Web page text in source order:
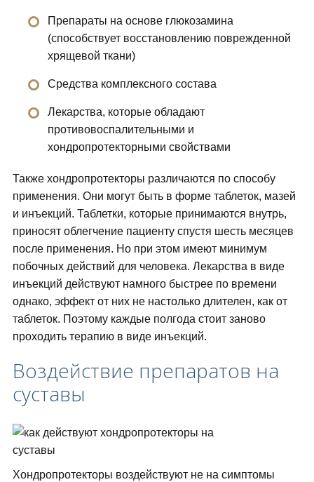
Препараты на основе глюкозамина
(способствует восстановлению поврежденной
хрящевой ткани)
Средства комплексного состава
Лекарства, которые обладают
противовоспалительными и
хондропротекторными свойствами
Также хондропротекторы различаются по способу
применения. Они могут быть в форме таблеток, мазей
и инъекций. Таблетки, которые принимаются внутрь,
приносят облегчение пациенту спустя шесть месяцев
после применения. Но при этом имеют минимум
побочных действий для человека. Лекарства в виде
инъекций действуют намного быстрее по времени
однако, эффект от них не настолько длителен, как от
таблеток. Поэтому каждые полгода стоит заново
проходить терапию в виде инъекций.
Воздействие препаратов на
суставы
Хондропротекторы воздействуют не на симптомы